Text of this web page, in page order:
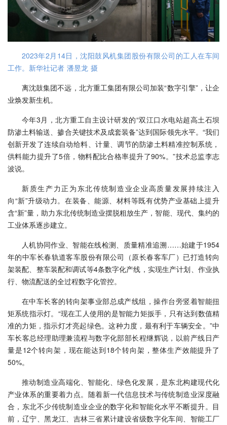
2023年2月14日，沈阳鼓风机集团股份有限公司的工人在车间
工作。新华社记者 潘昱龙 摄
离沈鼓集团不远，北方重工集团有限公司加装“数字引擎”，让企
业焕发新生机。
今年3月，北方重工自主设计研发的“双江口水电站超高土石坝
防渗土料输送、掺合关键技术及成套装备”达到国际领先水平。“我们
创新开发了连续自动给料、计量、调节的防渗土料精准控制系统，
供料能力提升了5倍，物料配比合格率提升了90%。”技术总监李志
波说。
新质生产力正为东北传统制造业企业高质量发展持续注入
向“新”升级动力。在装备、能源、材料等既有优势产业基础上提升
含“新”量，助力东北传统制造业摆脱粗放生产，智能、现代、集约的
工业体系逐步建立。
人机协同作业、智能在线检测、质量精准追溯……始建于1954
年的中车长春轨道客车股份有限公司（原长春客车厂）已打造转向
架装配、整车装配和调试等4条数字化产线，实现生产计划、作业执
行、物流配送的全过程数字化管控。
在中车长客的转向架事业部总成产线组，操作台旁竖着智能扭
矩系统指示灯。“现在工人使用的是智能力矩扳手，只有达到数值精
准的力矩，指示灯才亮起绿色。这种力度，最有利于车辆安全。”中
车长客总经理助理兼流程与数字化部部长程继辉说，以前产线日产
量是12个转向架，现在能达到18个转向架，整体生产效能提升了
50%。
推动制造业高端化、智能化、绿色化发展，是东北构建现代化
产业体系的重要着力点。随着新一代信息技术与传统制造业深度融
合，东北不少传统制造业企业的数字化和智能化水平不断提升。目
前，辽宁、黑龙江、吉林三省累计建设省级数字化车间、智能工厂